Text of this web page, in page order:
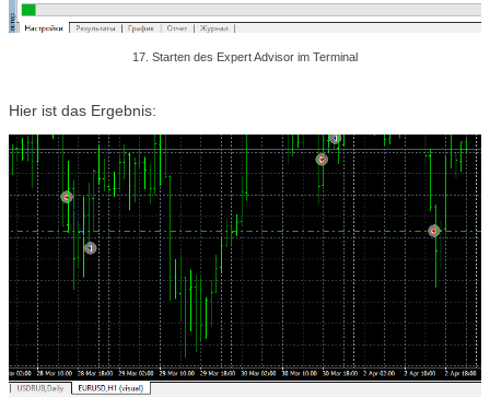
17. Starten des Expert Advisor im Terminal
Hier ist das Ergebnis: